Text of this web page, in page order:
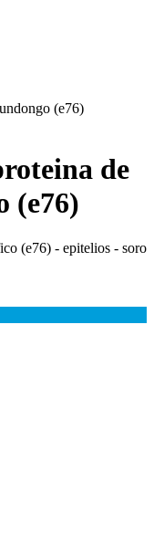
(e76)
de
(e76)
(e76) - epitelios - soro